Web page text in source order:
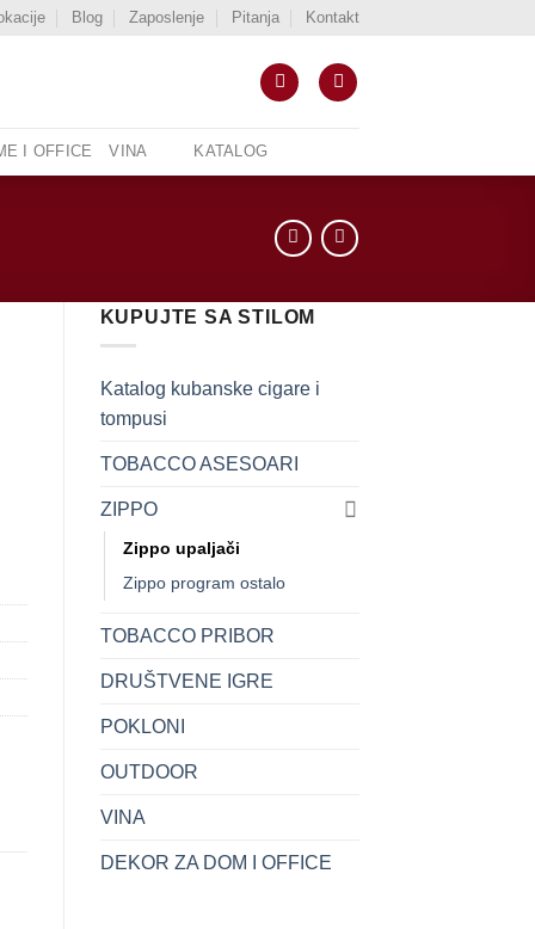
Blog Zaposlenje Pitanja Kontakt
I OFFICE VINA KATALOG
KUPUJTE SA STILOM
Katalog kubanske cigare i
tompusi
TOBACCO ASESOARI
ZIPPO
Zippo upaljači
Zippo program ostalo
TOBACCO PRIBOR
DRUŠTVENE IGRE
POKLONI
OUTDOOR
VINA
DEKOR ZA DOM I OFFICE